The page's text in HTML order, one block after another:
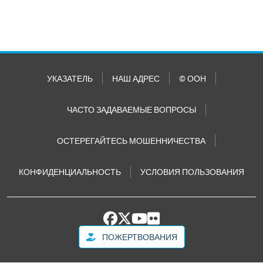
УКАЗАТЕЛЬ НАШ АДРЕС © ООН
ЧАСТО ЗАДАВАЕМЫЕ ВОПРОСЫ
ОСТЕРЕГАЙТЕСЬ МОШЕННИЧЕСТВА
КОНФИДЕНЦИАЛЬНОСТЬ УСЛОВИЯ ПОЛЬЗОВАНИЯ
ПОЖЕРТВОВАНИЯ